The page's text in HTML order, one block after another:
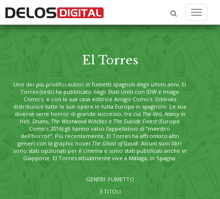
Menu
El Torres
Uno dei più prolifici autori di fumetti spagnoli degli ultimi anni, El
Torres (testi) ha pubblicato negli Stati Uniti con IDW e Image
Comics, e con la sua casa editrice Amigo Comics. Dibbuks
distribuisce tutte le sue opere in tutta Europa in spagnolo. Le sue
diverse serie horror di grande successo, tra cui The Veil, Nancy in
Hell, Drums, The Westwood Witches e The Suicide Forest (Europe
Comics 2016) gli hanno valso l’appellativo di “maestro
dell'horror”. Più recentemente, El Torres ha affrontato altri
generi con la graphic novel The Ghost of Gaudí. Alcuni suoi libri
sono stati opzionati per il cinema e sono stati pubblicati anche in
Giappone. El Torres attualmente vive a Málaga, in Spagna.
GENERI: FUMETTO
3 TITOLI